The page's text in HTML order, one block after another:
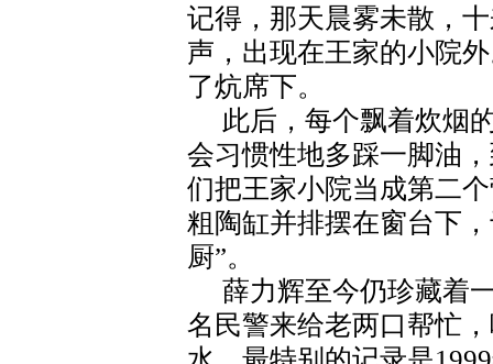
记得，那天晨雾未散，
声，出现在王家的小院
了炕席下。
此后，每个飘着炊烟
会习惯性地多踩一脚油
们把王家小院当成第二
粗陶缸并排摆在窗台下
厨”。
薛力辉至今仍珍藏着
名民警来给老两口帮忙